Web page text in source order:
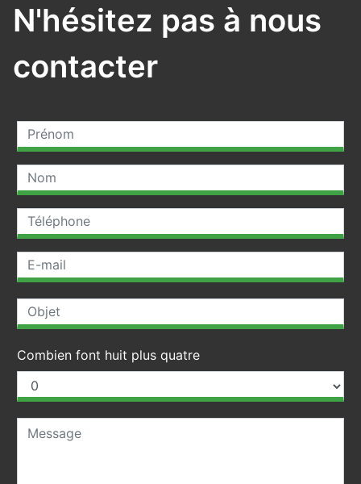
N'hésitez pas à nous
contacter
Combien font huit plus quatre